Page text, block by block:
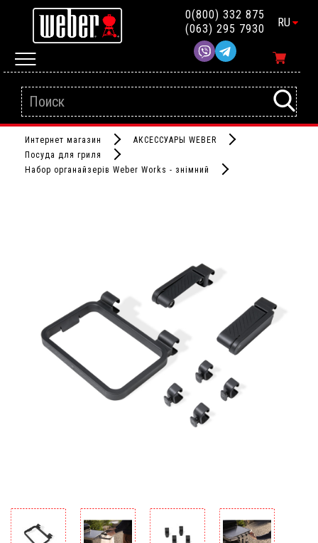
0(800) 332 875
(063) 295 7930
RU
Интернет магазин
АКСЕССУАРЫ WEBER
Посуда для гриля
Набор органайзерів Weber Works - знімний